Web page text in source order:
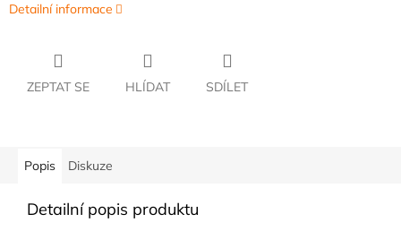
Detailní informace
ZEPTAT SE HLÍDAT SDÍLET
Popis Diskuze
Detailní popis produktu